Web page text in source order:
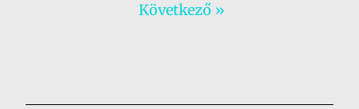
Következő »